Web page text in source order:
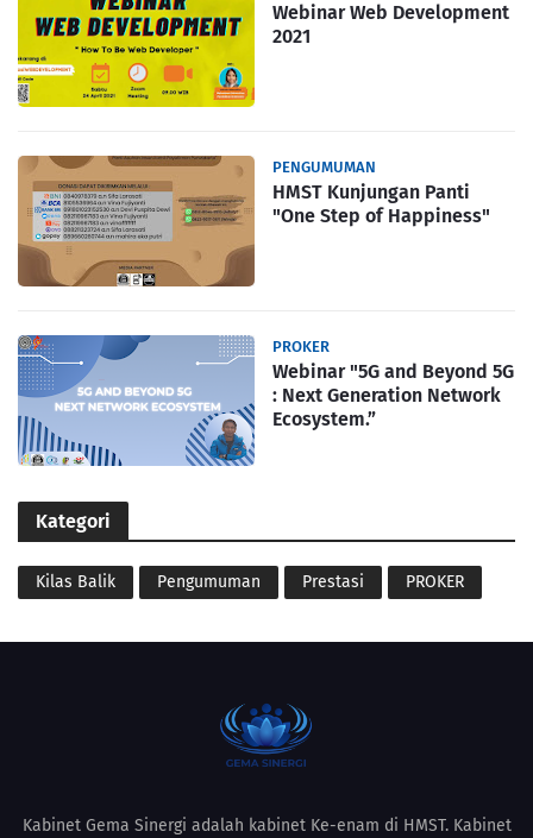
Webinar Web Development
2021
PENGUMUMAN
HMST Kunjungan Panti
"One Step of Happiness"
PROKER
Webinar "5G and Beyond 5G
: Next Generation Network
Ecosystem.”
Kategori
Kilas Balik Pengumuman Prestasi PROKER
Kabinet Gema Sinergi adalah kabinet Ke-enam di HMST. Kabinet